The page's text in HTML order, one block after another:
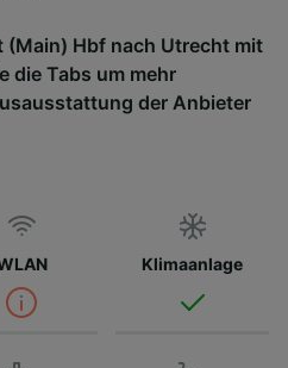
(Main) Hbf nach Utrecht mit
die Tabs um mehr
der Anbieter
Klimaanlage